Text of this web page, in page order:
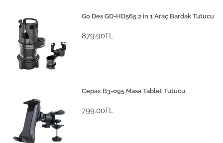
Go Des GD-HD565 2 in 1 Araç Bardak Tutucu
879.90TL
Cepax B3-095 Masa Tablet Tutucu
799.00TL